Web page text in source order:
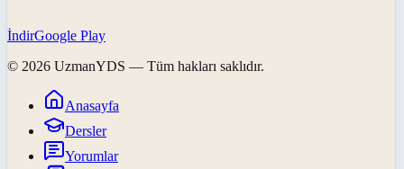
İndirGoogle Play
© 2026 UzmanYDS — Tüm hakları saklıdır.
Anasayfa
Dersler
Yorumlar